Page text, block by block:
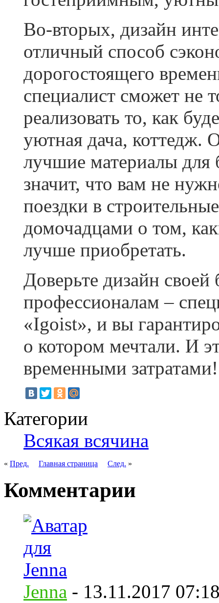
Во-вторых, дизайн
отличный способ
дорогостоящего
специалист сможет не
реализовать то, как
уютная дача, коттедж.
лучшие материалы для
значит, что вам не
поездки в
домочадцами о том,
лучше приобретать.
Доверьте дизайн
профессионалам –
«Igoist», и вы
о котором мечтали. И
временными затратами!
Категории
Всякая всячина
« Пред. Главная страница След. »
Комментарии
Jenna - 13.11.2017